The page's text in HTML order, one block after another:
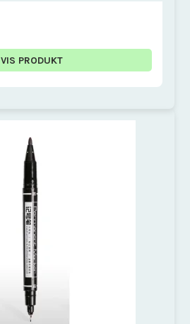
VIS PRODUKT